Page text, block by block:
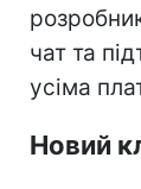
чат та
усіма
Новий